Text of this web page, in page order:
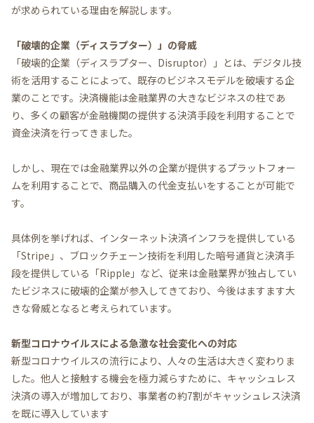
が求められている理由を解説します。
「破壊的企業（ディスラプター）」の脅威
「破壊的企業（ディスラプター、Disruptor）」とは、デジタル技
術を活用することによって、既存のビジネスモデルを破壊する企
業のことです。決済機能は金融業界の大きなビジネスの柱であ
り、多くの顧客が金融機関の提供する決済手段を利用することで
資金決済を行ってきました。
しかし、現在では金融業界以外の企業が提供するプラットフォー
ムを利用することで、商品購入の代金支払いをすることが可能で
す。
具体例を挙げれば、インターネット決済インフラを提供している
「Stripe」、ブロックチェーン技術を利用した暗号通貨と決済手
段を提供している「Ripple」など、従来は金融業界が独占してい
たビジネスに破壊的企業が参入してきており、今後はますます大
きな脅威となると考えられています。
新型コロナウイルスによる急激な社会変化への対応
新型コロナウイルスの流行により、人々の生活は大きく変わりま
した。他人と接触する機会を極力減らすために、キャッシュレス
決済の導入が増加しており、事業者の約7割がキャッシュレス決済
を既に導入しています